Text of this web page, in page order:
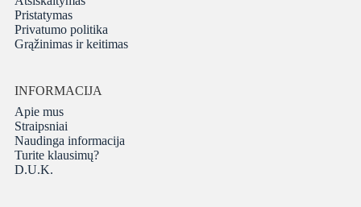
Pristatymas
Privatumo politika
Grąžinimas ir keitimas
INFORMACIJA
Apie mus
Straipsniai
Naudinga informacija
Turite klausimų?
D.U.K.